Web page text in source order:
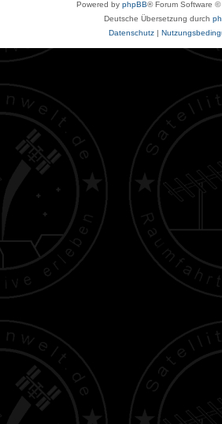
Powered by phpBB® Forum Software ©
Deutsche Übersetzung durch
Datenschutz|